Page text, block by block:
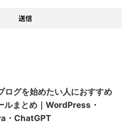
ログを始めたい人におすすめ
ルまとめ｜WordPress・
・ChatGPT